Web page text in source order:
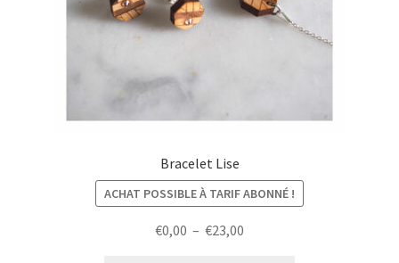
Bracelet Lise
ACHAT POSSIBLE À TARIF ABONNÉ !
€0,00 – €23,00